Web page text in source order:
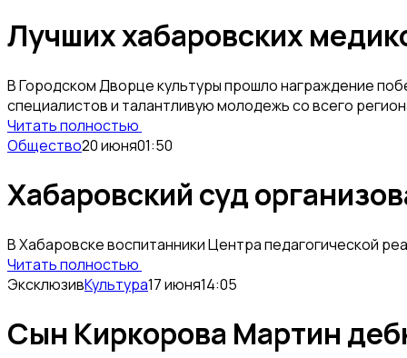
Лучших хабаровских
В Городском Дворце культуры прошло награждение
специалистов и талантливую молодежь со всего
Читать полностью
Общество20 июня01:50
Хабаровский суд
В Хабаровске воспитанники Центра педагогической
Читать полностью
ЭксклюзивКультура17 июня14:05
Сын Киркорова Мартин